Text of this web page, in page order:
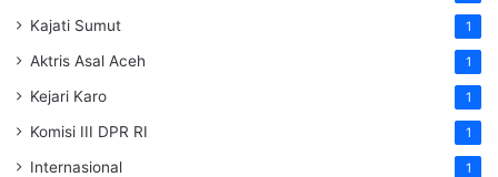
Kajati Sumut 1
Aktris Asal Aceh 1
Kejari Karo 1
Komisi III DPR RI 1
Internasional 1